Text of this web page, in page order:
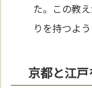
た。この教え
りを持つよ
京都と江